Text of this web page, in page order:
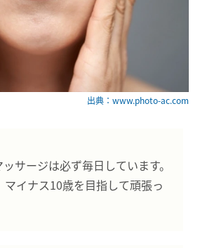
出典：www.photo-ac.com
サージは必ず毎日しています。
イナス10歳を目指して頑張っ